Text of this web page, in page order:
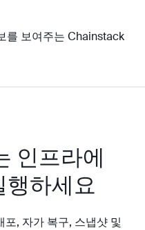
인프라에
하세요
, 자가 복구, 스냅샷 및